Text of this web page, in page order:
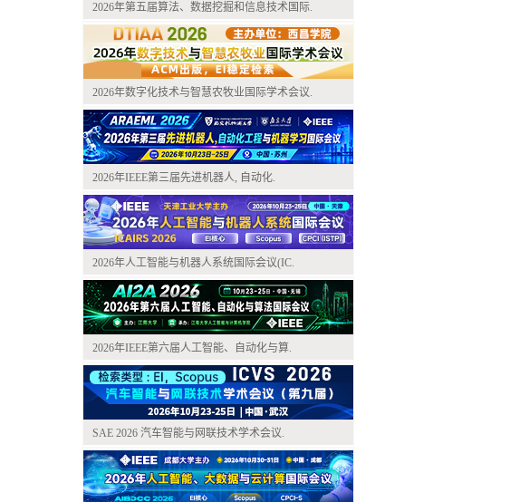
2026年第五届算法、数据挖掘和信息技术国际.
2026年数字化技术与智慧农牧业国际学术会议.
2026年IEEE第三届先进机器人, 自动化.
2026年人工智能与机器人系统国际会议(IC.
2026年IEEE第六届人工智能、自动化与算.
SAE 2026 汽车智能与网联技术学术会议.